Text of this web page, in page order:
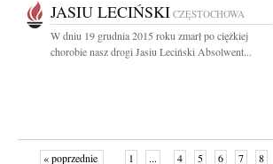
JASIU LECIŃSKI CZĘSTOCHOWA
W dniu 19 grudnia 2015 roku zmarł po ciężkiej
chorobie nasz drogi Jasiu Leciński Absolwent...
« poprzednie 1 ... 4 5 6 7 8